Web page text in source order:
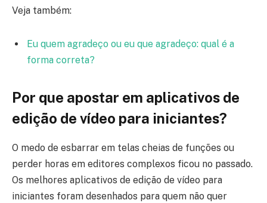
Veja também:
Eu quem agradeço ou eu que agradeço: qual é a
forma correta?
Por que apostar em aplicativos de
edição de vídeo para iniciantes?
O medo de esbarrar em telas cheias de funções ou
perder horas em editores complexos ficou no passado.
Os melhores aplicativos de edição de vídeo para
iniciantes foram desenhados para quem não quer